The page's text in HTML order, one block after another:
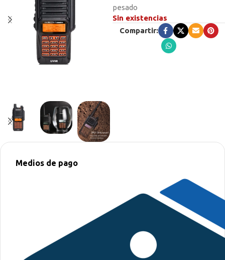
pesado
Sin existencias
Compartir:
Medios de pago